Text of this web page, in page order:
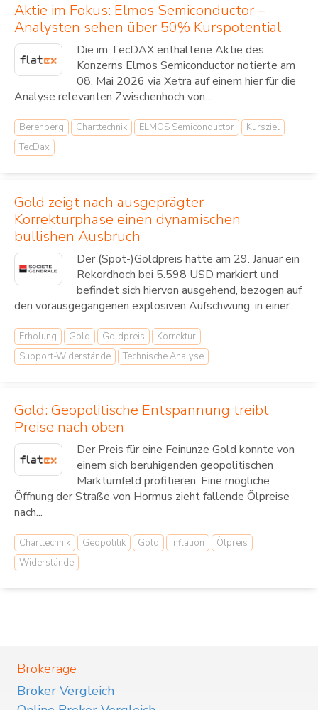
Aktie im Fokus: Elmos Semiconductor –
Analysten sehen über 50% Kurspotential
Die im TecDAX enthaltene Aktie des
Konzerns Elmos Semiconductor notierte am
08. Mai 2026 via Xetra auf einem hier für die
Analyse relevanten Zwischenhoch von...
Berenberg Charttechnik ELMOS Semiconductor
Kursziel
TecDax
Gold zeigt nach ausgeprägter
Korrekturphase einen dynamischen
bullishen Ausbruch
Der (Spot-)Goldpreis hatte am 29. Januar ein
Rekordhoch bei 5.598 USD markiert und
befindet sich hiervon ausgehend, bezogen auf
den vorausgegangenen explosiven Aufschwung, in einer...
Erholung Gold Goldpreis
Korrektur
Support-Widerstände
Technische Analyse
Gold: Geopolitische Entspannung treibt
Preise nach oben
Der Preis für eine Feinunze Gold konnte von
einem sich beruhigenden geopolitischen
Marktumfeld profitieren. Eine mögliche
Öffnung der Straße von Hormus zieht fallende Ölpreise
nach...
Charttechnik Geopolitik Gold Inflation
Ölpreis
Widerstände
Brokerage
Broker Vergleich